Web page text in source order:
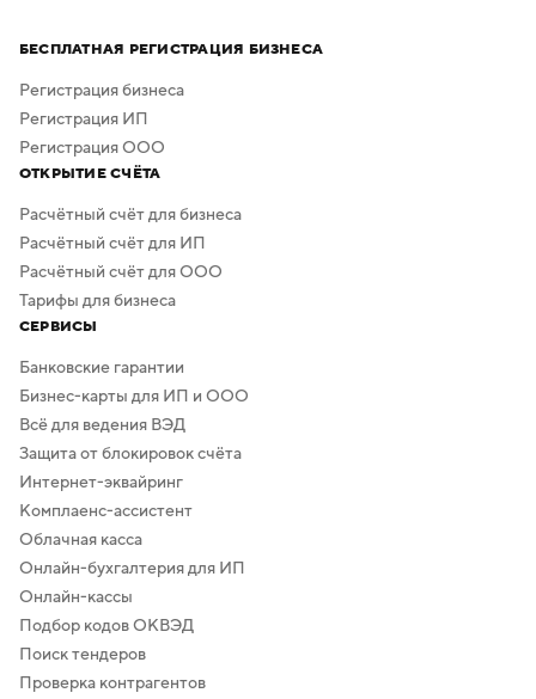
а скачать результат можно бесплатно в высоком
качестве. Дополнительная обработка не нужна —
в сервисе предусмотрено скачивание логотипа без
фона.
БЕСПЛАТНАЯ РЕГИСТРАЦИЯ БИЗНЕСА
Регистрация бизнеса
Регистрация ИП
Регистрация ООО
ОТКРЫТИЕ СЧЁТА
Расчётный счёт для бизнеса
Расчётный счёт для ИП
Расчётный счёт для ООО
Тарифы для бизнеса
СЕРВИСЫ
Банковские гарантии
Бизнес-карты для ИП и ООО
Всё для ведения ВЭД
Защита от блокировок счёта
Интернет-эквайринг
Комплаенс-ассистент
Облачная касса
Онлайн-бухгалтерия для ИП
Онлайн-кассы
Подбор кодов ОКВЭД
Поиск тендеров
Проверка контрагентов